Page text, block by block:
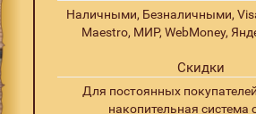
Наличными, Безналичными,
Maestro, МИР, WebMoney,
Скидки
Для постоянных
накопительная система